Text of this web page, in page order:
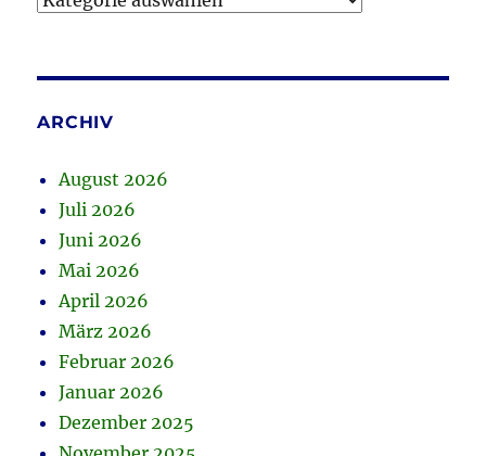
ARCHIV
August 2026
Juli 2026
Juni 2026
Mai 2026
April 2026
März 2026
Februar 2026
Januar 2026
Dezember 2025